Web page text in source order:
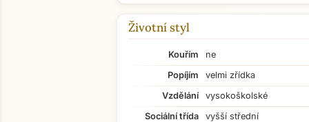
Životní styl
Kouřím
ne
Popíjím
velmi zřídka
Vzdělání
vysokoškolské
Sociální třída
vyšší střední